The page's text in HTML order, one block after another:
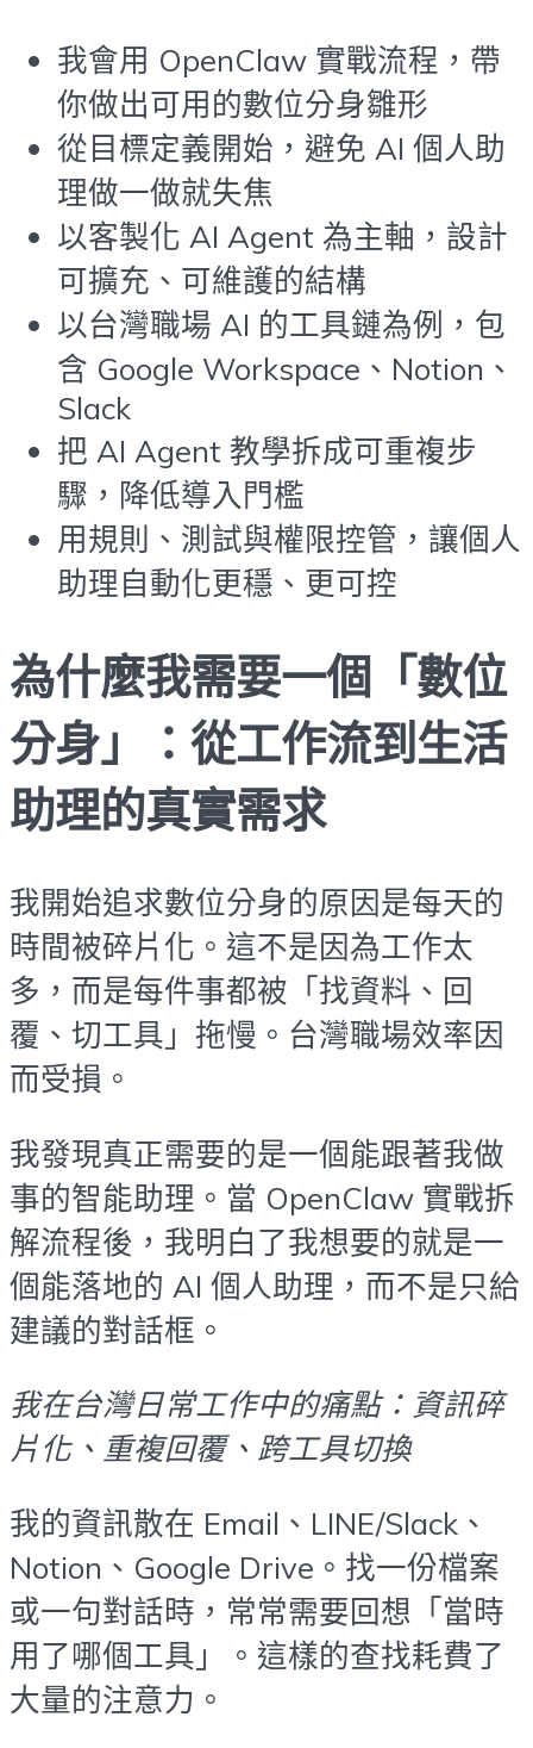
我會用 OpenClaw 實戰流程，帶
你做出可用的數位分身雛形
從目標定義開始，避免 AI 個人助
理做一做就失焦
以客製化 AI Agent 為主軸，設計
可擴充、可維護的結構
以台灣職場 AI 的工具鏈為例，包
含 Google Workspace、Notion、
Slack
把 AI Agent 教學拆成可重複步
驟，降低導入門檻
用規則、測試與權限控管，讓個人
助理自動化更穩、更可控
為什麼我需要一個「數位
分身」：從工作流到生活
助理的真實需求
我開始追求數位分身的原因是每天的
時間被碎片化。這不是因為工作太
多，而是每件事都被「找資料、回
覆、切工具」拖慢。台灣職場效率因
而受損。
我發現真正需要的是一個能跟著我做
事的智能助理。當 OpenClaw 實戰拆
解流程後，我明白了我想要的就是一
個能落地的 AI 個人助理，而不是只給
建議的對話框。
我在台灣日常工作中的痛點：資訊碎
片化、重複回覆、跨工具切換
我的資訊散在 Email、LINE/Slack、
Notion、Google Drive。找一份檔案
或一句對話時，常常需要回想「當時
用了哪個工具」。這樣的查找耗費了
大量的注意力。